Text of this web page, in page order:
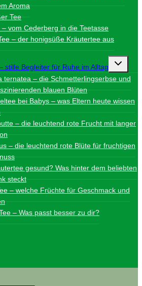
Aroma
Tee
vom Cederberg in die Teetasse
– der honigsüße Kräutertee aus
stille Begleiter für Ruhe im Alltag
ternatea – die Schmetterlingserbse und
blauen Blüten
bei Babys – was Eltern heute wissen
– die leuchtend rote Frucht mit langer
– die leuchtend rote Blüte für fruchtigen
gesund? Was hinter dem beliebten
steckt
– welche Früchte für Geschmack und
– Was passt besser zu dir?